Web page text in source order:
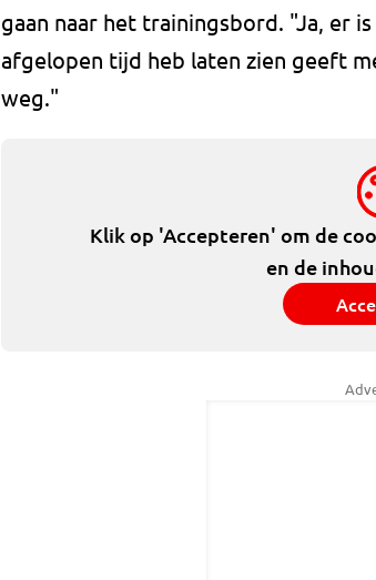
gaan naar het trainingsbord. "Ja, er
afgelopen tijd heb laten zien geeft
weg."
Klik op 'Accepteren' om de
en de